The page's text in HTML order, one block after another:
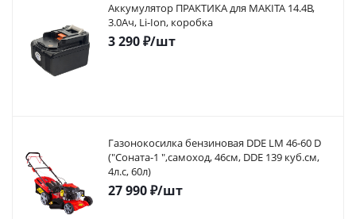
Аккумулятор ПРАКТИКА для MAKITA 14.4В,
3.0Ач, Li-Ion, коробка
3 290₽/шт
Газонокосилка бензиновая DDE LM 46-60 D
("Соната-1 ",самоход, 46cм, DDE 139 куб.см,
4л.с, 60л)
27 990₽/шт